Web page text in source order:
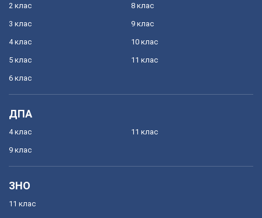
2 клас
3 клас
4 клас
5 клас
6 клас
8 клас
9 клас
10 клас
11 клас
ДПА
4 клас
9 клас
11 клас
ЗНО
11 клас